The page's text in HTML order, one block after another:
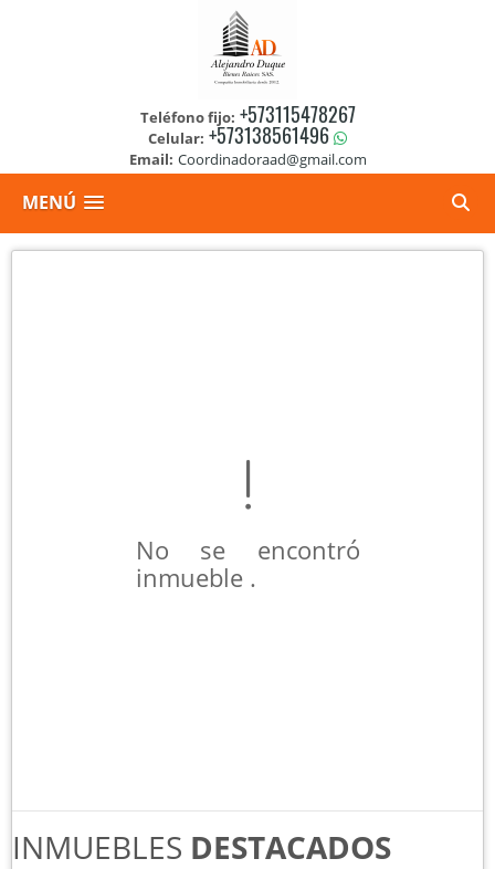
Teléfono fijo: +573115478267
Celular: +573138561496
Email: Coordinadoraad@gmail.com
MENÚ
No se encontró
inmueble .
INMUEBLES DESTACADOS